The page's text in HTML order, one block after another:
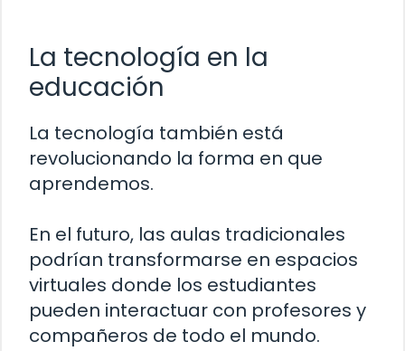
La tecnología en la
educación
La tecnología también está
revolucionando la forma en que
aprendemos.
En el futuro, las aulas tradicionales
podrían transformarse en espacios
virtuales donde los estudiantes
pueden interactuar con profesores y
compañeros de todo el mundo.